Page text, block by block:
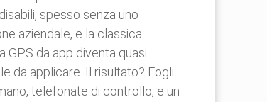
spesso senza uno
aziendale, e la classica
GPS da app diventa quasi
da applicare. Il risultato? Fogli
telefonate di controllo, e un